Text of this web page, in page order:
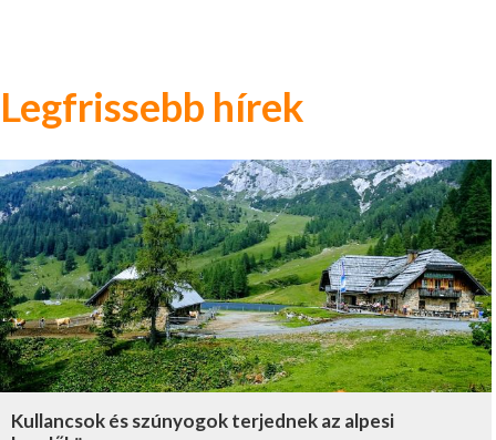
Legfrissebb hírek
Kullancsok és szúnyogok terjednek az alpesi